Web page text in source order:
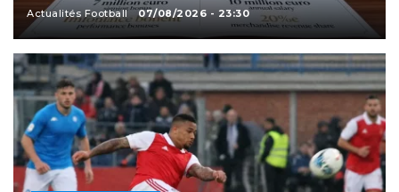
Actualités Football 07/08/2026 - 23:30